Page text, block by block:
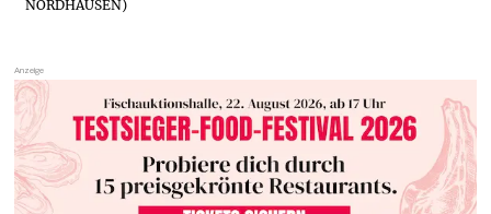
NORDHAUSEN)